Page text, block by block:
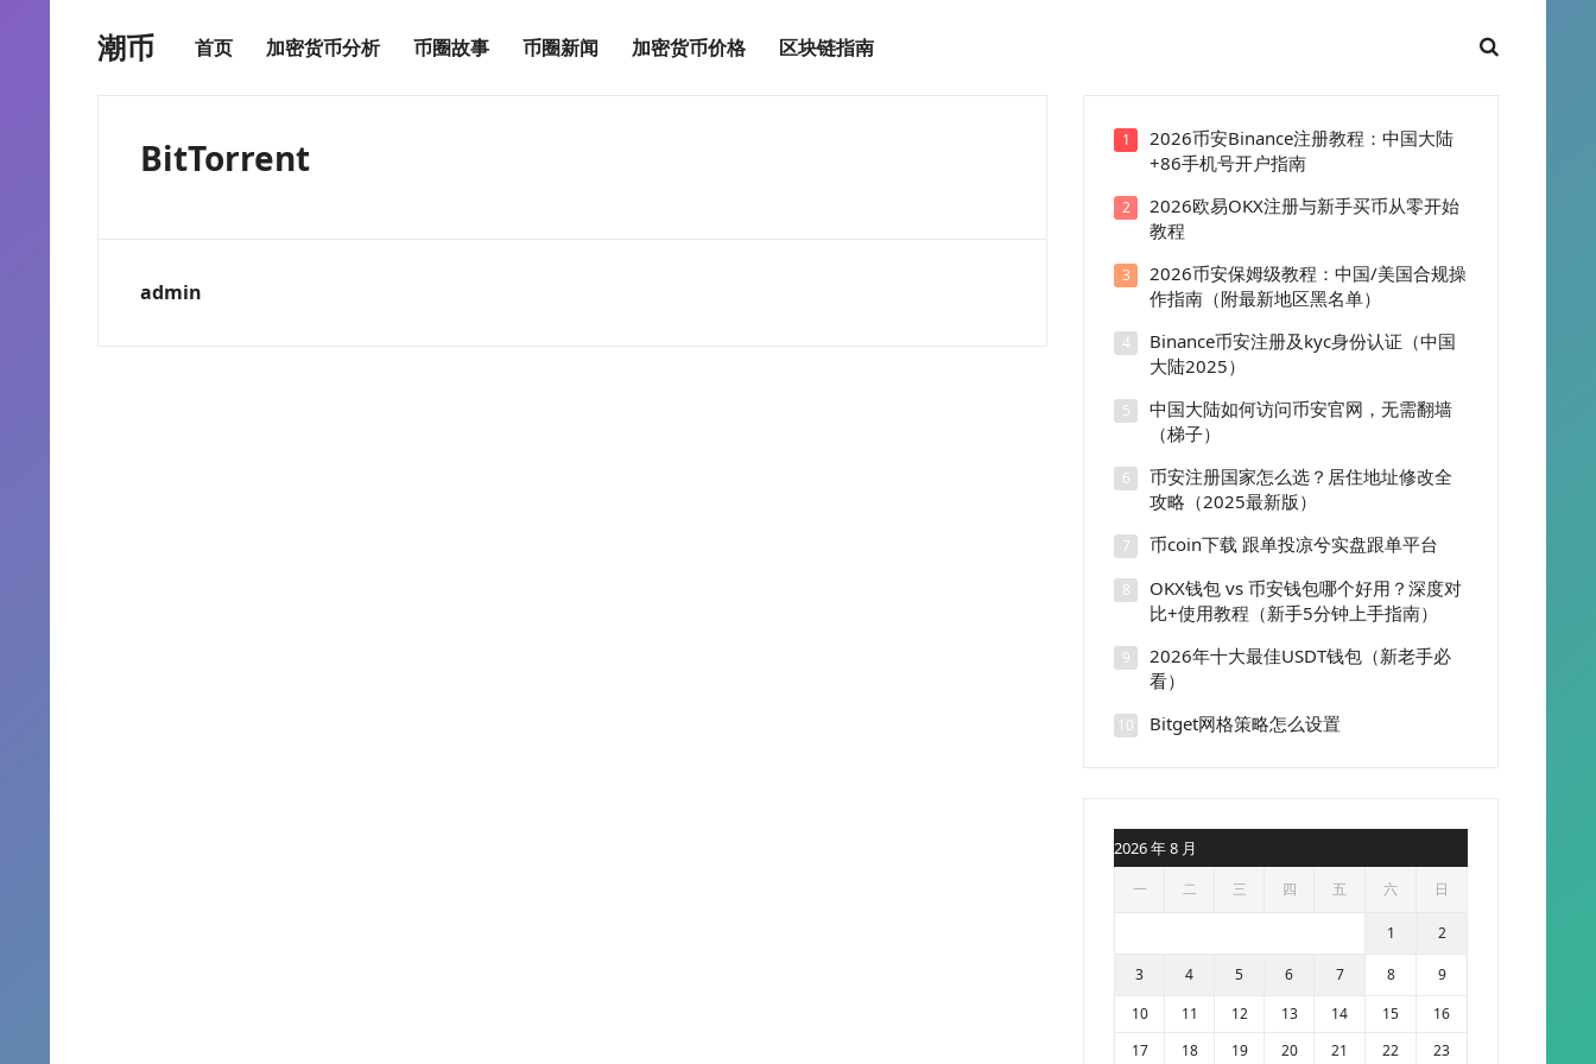
潮币 首页 加密货币分析 币圈故事 币圈新闻 加密货币价格 区块链指南
BitTorrent
admin
1
2026币安Binance注册教程：中国大陆
+86手机号开户指南
2
2026欧易OKX注册与新手买币从零开始
教程
3
2026币安保姆级教程：中国/美国合规操
作指南（附最新地区黑名单）
4
Binance币安注册及kyc身份认证（中国
大陆2025）
5
中国大陆如何访问币安官网，无需翻墙
（梯子）
6
币安注册国家怎么选？居住地址修改全
攻略（2025最新版）
7 币coin下载 跟单投凉兮实盘跟单平台
8
OKX钱包 vs 币安钱包哪个好用？深度对
比+使用教程（新手5分钟上手指南）
9
2026年十大最佳USDT钱包（新老手必
看）
10 Bitget网格策略怎么设置
2026 年 8 月
一 二 三 四 五 六 日
1 2
3 4 5 6 7 8
9
10
11 12 13 14 15
16
17
18 19 20 21 22 23